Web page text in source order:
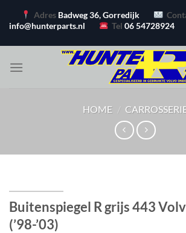
naar
Adres Badweg 36, Gorredijk
info@hunterparts.nl
Tel06 54728924
HOME /
Buitenspiegel R grijs 443
(’98-’03)